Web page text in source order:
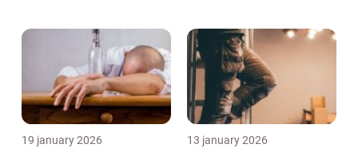
19 january 2026 13 january 2026